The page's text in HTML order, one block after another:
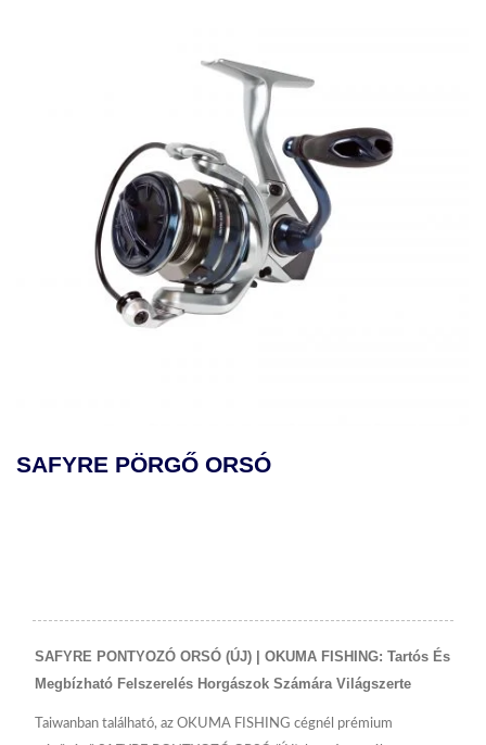
ORSÓ
SAFYRE PONTYOZÓ ORSÓ (ÚJ) | OKUMA FISHING: Tartós És
Megbízható Felszerelés Horgászok Számára Világszerte
Taiwanban található, az OKUMA FISHING cégnél prémium